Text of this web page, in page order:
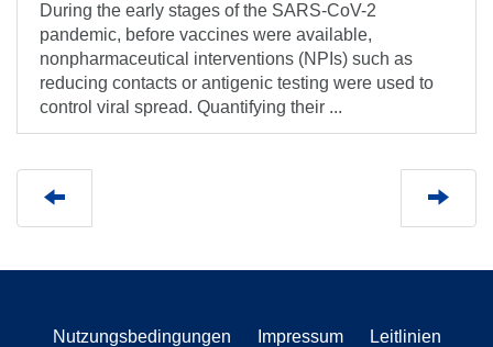
During the early stages of the SARS-CoV-2
pandemic, before vaccines were available,
nonpharmaceutical interventions (NPIs) such as
reducing contacts or antigenic testing were used to
control viral spread. Quantifying their ...
Nutzungsbedingungen Impressum
Leitlinien